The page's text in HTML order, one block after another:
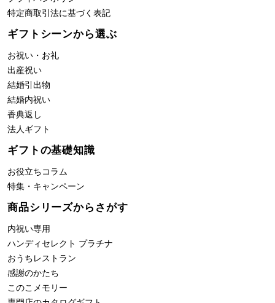
特定商取引法に基づく表記
ギフトシーンから選ぶ
お祝い・お礼
出産祝い
結婚引出物
結婚内祝い
香典返し
法人ギフト
ギフトの基礎知識
お役立ちコラム
特集・キャンペーン
商品シリーズからさがす
内祝い専用
ハンディセレクト プラチナ
おうちレストラン
感謝のかたち
このこメモリー